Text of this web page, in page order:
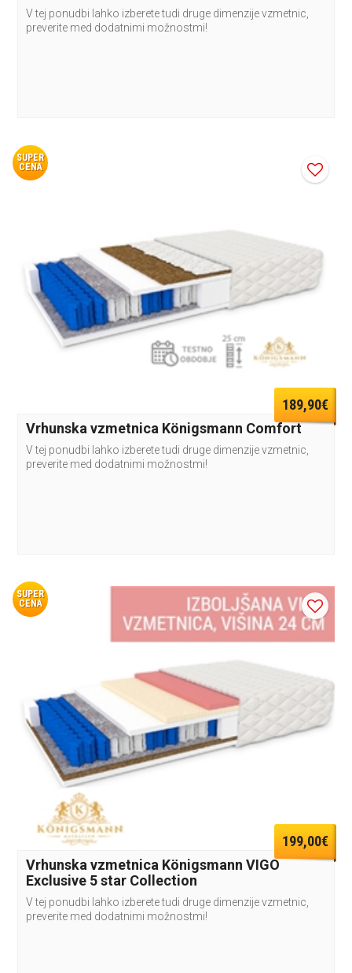
V tej ponudbi lahko izberete tudi druge dimenzije vzmetnic,
preverite med dodatnimi možnostmi!
SUPER
CENA
189,90€
Vrhunska vzmetnica Königsmann Comfort
V tej ponudbi lahko izberete tudi druge dimenzije vzmetnic,
preverite med dodatnimi možnostmi!
SUPER
CENA
199,00€
Vrhunska vzmetnica Königsmann VIGO
Exclusive 5 star Collection
V tej ponudbi lahko izberete tudi druge dimenzije vzmetnic,
preverite med dodatnimi možnostmi!